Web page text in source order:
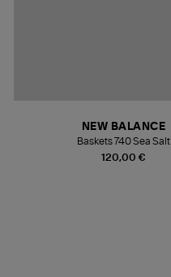
120,00 €
NEW BALANCE
Baskets 740 Sea Salt